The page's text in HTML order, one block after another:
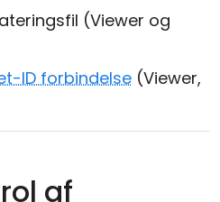
(Viewer og
ID forbindelse (Viewer,
af